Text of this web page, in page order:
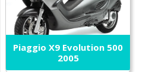
Piaggio X9 Evolution 500
2005